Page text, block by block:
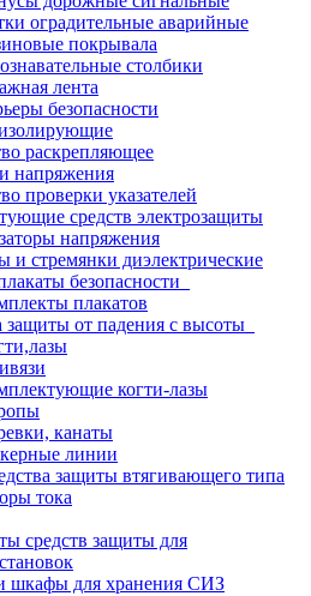
оградительные аварийные
покрывала
столбики
лента
безопасности
раскрепляющее
напряжения
проверки указателей
средств электрозащиты
напряжения
и стремянки диэлектрические
безопасности
плакатов
защиты от падения с высоты
когти-лазы
канаты
линии
защиты втягивающего типа
тока
средств защиты для
шкафы для хранения СИЗ